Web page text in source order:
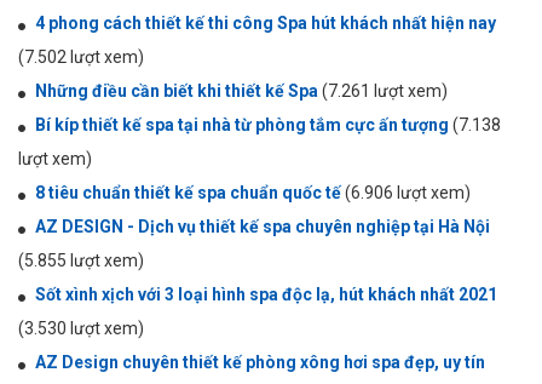
4 phong cách thiết kế thi công Spa hút khách nhất hiện nay
(7.502 lượt xem)
Những điều cần biết khi thiết kế Spa (7.261 lượt xem)
Bí kíp thiết kế spa tại nhà từ phòng tắm cực ấn tượng (7.138
lượt xem)
8 tiêu chuẩn thiết kế spa chuẩn quốc tế(6.906 lượt xem)
AZ DESIGN - Dịch vụ thiết kế spa chuyên nghiệp tại Hà Nội
(5.855 lượt xem)
Sốt xình xịch với 3 loại hình spa độc lạ, hút khách nhất 2021
(3.530 lượt xem)
AZ Design chuyên thiết kế phòng xông hơi spa đẹp, uy tín